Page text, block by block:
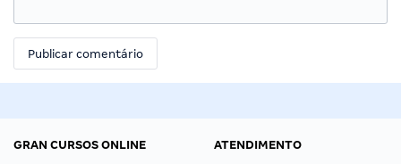
GRAN CURSOS ONLINE
ATENDIMENTO